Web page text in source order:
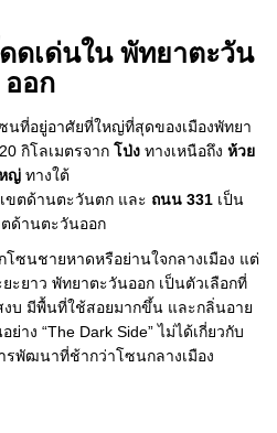
ดเด่นใน พัทยาตะวัน
ออก
นที่อยู่อาศัยที่ใหญ่ที่สุดของเมืองพัทยา
กิโลเมตรจาก โป่ง ทางเหนือถึง ห้วย
ญ่ ทางใต้
ขตด้านตะวันตก และ ถนน 331เป็น
ด้านตะวันออก
โซนชายหาดหรือย่านใจกลางเมือง แต่
ะยาว พัทยาตะวันออก เป็นตัวเลือกที่
งบ มีพื้นที่ใช้สอยมากขึ้น และกลิ่นอาย
าง “The Dark Side” ไม่ได้เกี่ยวกับ
รพัฒนาที่ช้ากว่าโซนกลางเมือง